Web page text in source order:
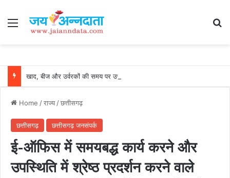
Menu
Home /राज्य/छत्तीसगढ़
छत्तीसगढ़ छत्तीसगढ़ जनसंपर्क
ई-ऑफिस में समयबद्ध कार्य करने और
उपस्थिति में श्रेष्ठ प्रदर्शन करने वाले